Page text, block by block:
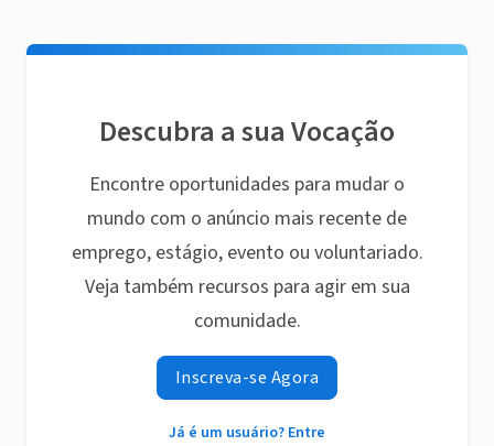
Descubra a sua Vocação
Encontre oportunidades para mudar o
mundo com o anúncio mais recente de
emprego, estágio, evento ou voluntariado.
Veja também recursos para agir em sua
comunidade.
Inscreva-se Agora
Já é um usuário? Entre